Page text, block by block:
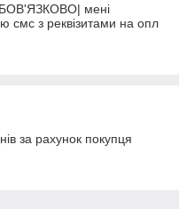
мені
смс з реквізитами на опл
за рахунок покупця